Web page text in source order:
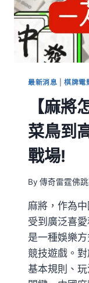
最新消息 |棋牌電
【麻將
菜鳥到
戰場!
By 傳奇雷霆佛
麻將，作為
受到廣泛喜
是一種娛樂
競技遊戲。
基本規則、